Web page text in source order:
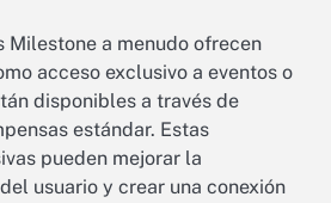
Milestone a menudo ofrecen
acceso exclusivo a eventos o
disponibles a través de
estándar. Estas
pueden mejorar la
usuario y crear una conexión